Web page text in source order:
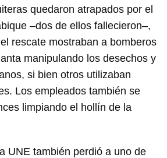
quedaron atrapados por el
–dos de ellos fallecieron–,
rescate mostraban a bomberos
manipulando los desechos y
si bien otros utilizaban
Los empleados también se
limpiando el hollín de la
UNE también perdió a uno de